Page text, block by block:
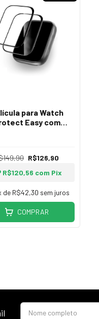
para Watch
Easy com
R$126,90
R$120,56 com Pix
de R$42,30 sem juros
COMPRAR